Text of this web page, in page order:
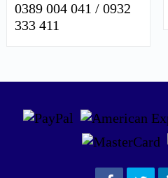
0389 004 041 / 0932
333 411